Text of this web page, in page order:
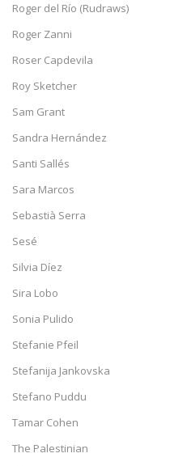
Roger del Río (Rudraws)
Roger Zanni
Roser Capdevila
Roy Sketcher
Sam Grant
Sandra Hernández
Santi Sallés
Sara Marcos
Sebastià Serra
Sesé
Silvia Díez
Sira Lobo
Sonia Pulido
Stefanie Pfeil
Stefanija Jankovska
Stefano Puddu
Tamar Cohen
The Palestinian